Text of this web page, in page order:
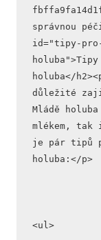
správnou
id="tipy-pro-
holuba</
důležité
Mládě
mlékem, tak
je pár tipů
holuba:</p>
<ul>